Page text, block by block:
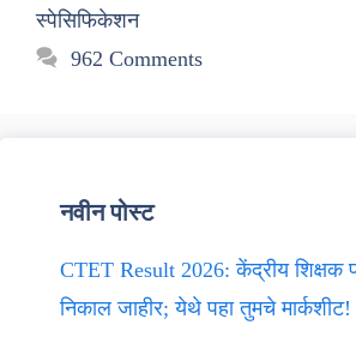
स्पेसिफिकेशन
962 Comments
नवीन पोस्ट
CTET Result 2026: केंद्रीय शिक्षक
निकाल जाहीर; येथे पहा तुमचे मार्कशीट!